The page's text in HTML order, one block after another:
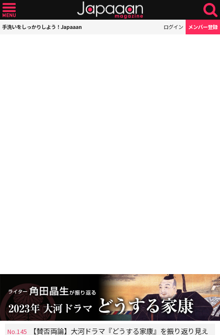
手洗いをしっかりしよう！Japaaan ログイン メンバー登録
No.145
【賛否両論】大河ドラマ『どうする家康』を振り返り見え